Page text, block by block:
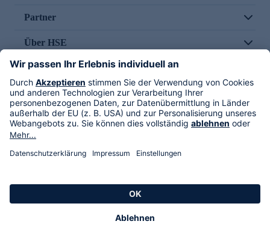
Partner
Über HSE
Im TV
HSE International